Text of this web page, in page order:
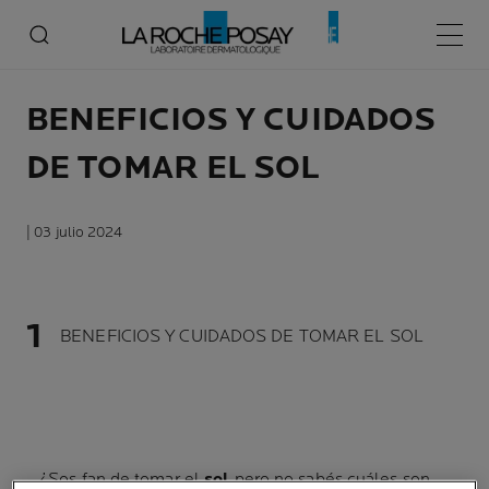
Menú
BENEFICIOS Y CUIDADOS
DE TOMAR EL SOL
| 03 julio 2024
BENEFICIOS Y CUIDADOS DE TOMAR EL SOL
¿Sos fan de tomar elsolpero no sabés cuáles son